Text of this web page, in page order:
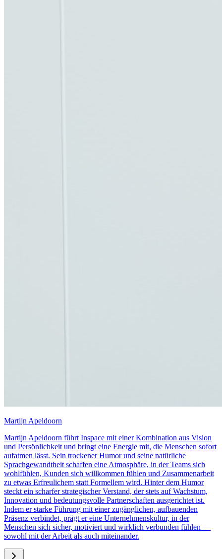
Martijn Apeldoorn
Martijn Apeldoorn führt Inspace mit einer Kombination aus Vision
und Persönlichkeit und bringt eine Energie mit, die Menschen sofort
aufatmen lässt. Sein trockener Humor und seine natürliche
Sprachgewandtheit schaffen eine Atmosphäre, in der Teams sich
wohlfühlen, Kunden sich willkommen fühlen und Zusammenarbeit
zu etwas Erfreulichem statt Formellem wird. Hinter dem Humor
steckt ein scharfer strategischer Verstand, der stets auf Wachstum,
Innovation und bedeutungsvolle Partnerschaften ausgerichtet ist.
Indem er starke Führung mit einer zugänglichen, aufbauenden
Präsenz verbindet, prägt er eine Unternehmenskultur, in der
Menschen sich sicher, motiviert und wirklich verbunden fühlen —
sowohl mit der Arbeit als auch miteinander.